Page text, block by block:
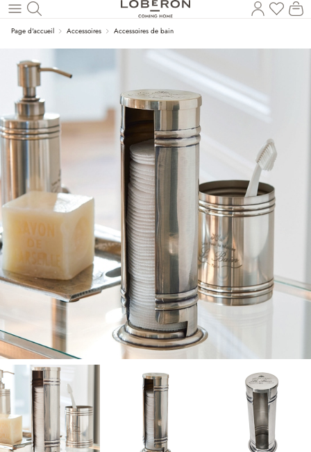
Revenir au contenu principal
Vous
Page d'accueil Accessoires Accessoires de bain